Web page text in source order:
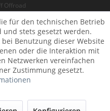
Offroad
für den technischen Betrieb
stets gesetzt werden.
Benutzung dieser Website
oder die Interaktion mit
Netzwerken vereinfachen
Zustimmung gesetzt.